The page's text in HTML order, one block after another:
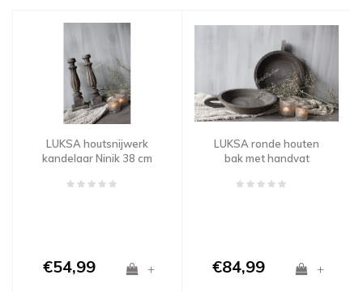
LUKSA houtsnijwerk
kandelaar Ninik 38 cm
€54,99 +
LUKSA ronde houten
bak met handvat
€84,99 +